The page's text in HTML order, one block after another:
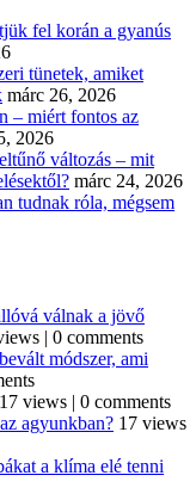
fel korán a gyanús
tünetek, amiket
márc 26, 2026
– miért fontos az
2026
változás – mit
márc 24, 2026
tudnak róla, mégsem
válnak a jövő
0 comments
módszer, ami
17 views
0 comments
agyunkban? 17 views
a klíma elé tenni